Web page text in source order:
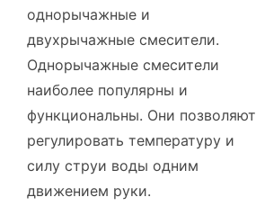
однорычажные и
двухрычажные смесители.
Однорычажные смесители
наиболее популярны и
функциональны. Они позволяют
регулировать температуру и
силу струи воды одним
движением руки.